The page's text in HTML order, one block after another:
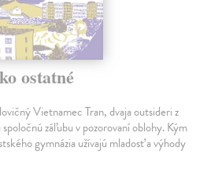
ostatné
Vietnamec Tran, dvaja outsideri z
záľubu v pozorovaní oblohy. Kým
gymnázia užívajú mladosť a výhody